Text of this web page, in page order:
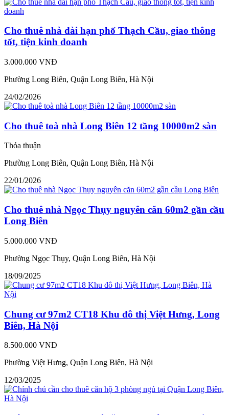
Cho thuê nhà dài hạn phố Thạch Cầu, giao thông
tốt, tiện kinh doanh
3.000.000 VNĐ
Phường Long Biên, Quận Long Biên, Hà Nội
24/02/2026
Cho thuê toà nhà Long Biên 12 tầng 10000m2 sàn
Thỏa thuận
Phường Long Biên, Quận Long Biên, Hà Nội
22/01/2026
Cho thuê nhà Ngọc Thụy nguyên căn 60m2 gần cầu
Long Biên
5.000.000 VNĐ
Phường Ngọc Thụy, Quận Long Biên, Hà Nội
18/09/2025
Chung cư 97m2 CT18 Khu đô thị Việt Hưng, Long
Biên, Hà Nội
8.500.000 VNĐ
Phường Việt Hưng, Quận Long Biên, Hà Nội
12/03/2025